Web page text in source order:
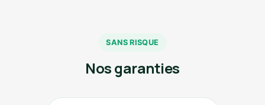
SANS RISQUE
Nos garanties